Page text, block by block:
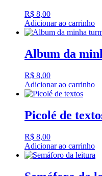
R$ 8,00
Adicionar ao carrinho
Album da
R$ 8,00
Adicionar ao carrinho
Picolé de
R$ 8,00
Adicionar ao carrinho